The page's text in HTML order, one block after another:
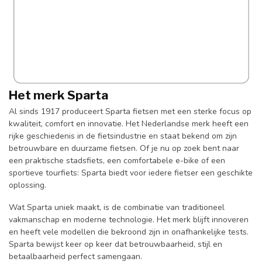
Het merk Sparta
Al sinds 1917 produceert Sparta fietsen met een sterke focus op
kwaliteit, comfort en innovatie. Het Nederlandse merk heeft een
rijke geschiedenis in de fietsindustrie en staat bekend om zijn
betrouwbare en duurzame fietsen. Of je nu op zoek bent naar
een praktische stadsfiets, een comfortabele e-bike of een
sportieve tourfiets: Sparta biedt voor iedere fietser een geschikte
oplossing.
Wat Sparta uniek maakt, is de combinatie van traditioneel
vakmanschap en moderne technologie. Het merk blijft innoveren
en heeft vele modellen die bekroond zijn in onafhankelijke tests.
Sparta bewijst keer op keer dat betrouwbaarheid, stijl en
betaalbaarheid perfect samengaan.